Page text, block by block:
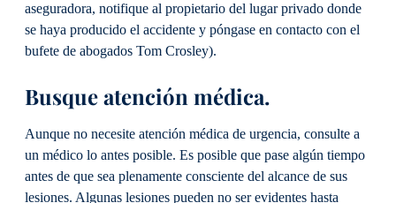
aseguradora, notifique al propietario del lugar privado donde
se haya producido el accidente y póngase en contacto con el
bufete de abogados Tom Crosley).
Busque atención médica.
Aunque no necesite atención médica de urgencia, consulte a
un médico lo antes posible. Es posible que pase algún tiempo
antes de que sea plenamente consciente del alcance de sus
lesiones. Algunas lesiones pueden no ser evidentes hasta